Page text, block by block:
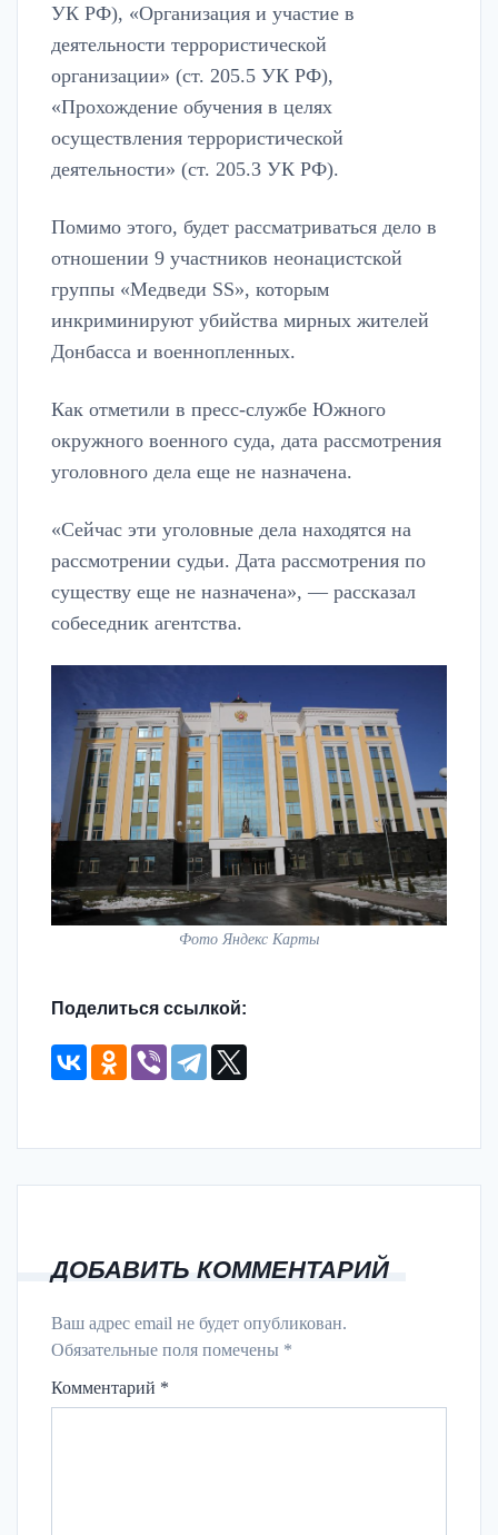
УК РФ), «Организация и участие в
деятельности террористической
организации» (ст. 205.5 УК РФ),
«Прохождение обучения в целях
осуществления террористической
деятельности» (ст. 205.3 УК РФ).
Помимо этого, будет рассматриваться дело в
отношении 9 участников неонацистской
группы «Медведи SS», которым
инкриминируют убийства мирных жителей
Донбасса и военнопленных.
Как отметили в пресс-службе Южного
окружного военного суда, дата рассмотрения
уголовного дела еще не назначена.
«Сейчас эти уголовные дела находятся на
рассмотрении судьи. Дата рассмотрения по
существу еще не назначена», — рассказал
собеседник агентства.
Фото Яндекс Карты
Поделиться ссылкой:
ДОБАВИТЬ КОММЕНТАРИЙ
Ваш адрес email не будет опубликован.
Обязательные поля помечены *
Комментарий *